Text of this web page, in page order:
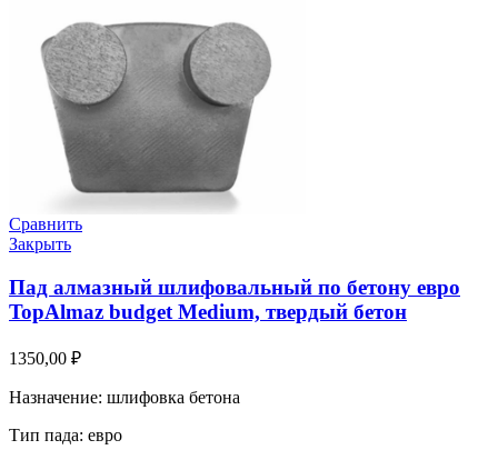
Сравнить
Закрыть
Пад алмазный шлифовальный по бетону евро
TopAlmaz budget Medium, твердый бетон
1350,00 ₽
Назначение: шлифовка бетона
Тип пада: евро